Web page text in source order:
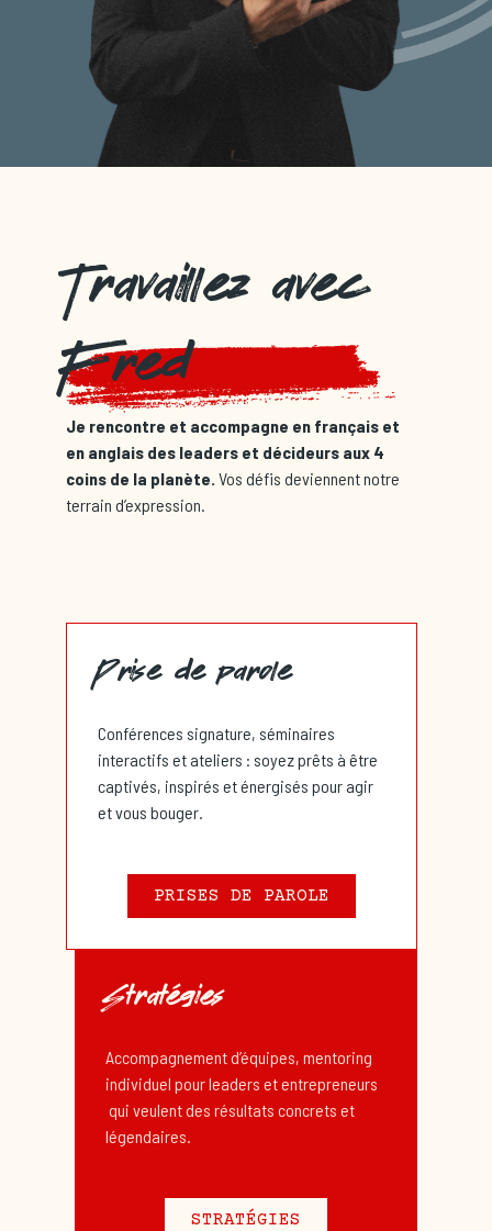
Travaillez avec
Fred
Je rencontre et accompagne en français et
en anglais des leaders et décideurs aux 4
coins de la planète. Vos défis deviennent notre
terrain d’expression.
Prise de parole
Conférences signature, séminaires
interactifs et ateliers : soyez prêts à être
captivés, inspirés et énergisés pour agir
et vous bouger.
PRISES DE PAROLE
Stratégies
Accompagnement d’équipes, mentoring
individuel pour leaders et entrepreneurs
qui veulent des résultats concrets et
légendaires.
STRATÉGIES